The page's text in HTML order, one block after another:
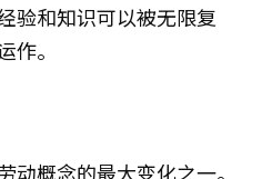
验和知识可以被无限复
作。
动概念的最大变化之一。